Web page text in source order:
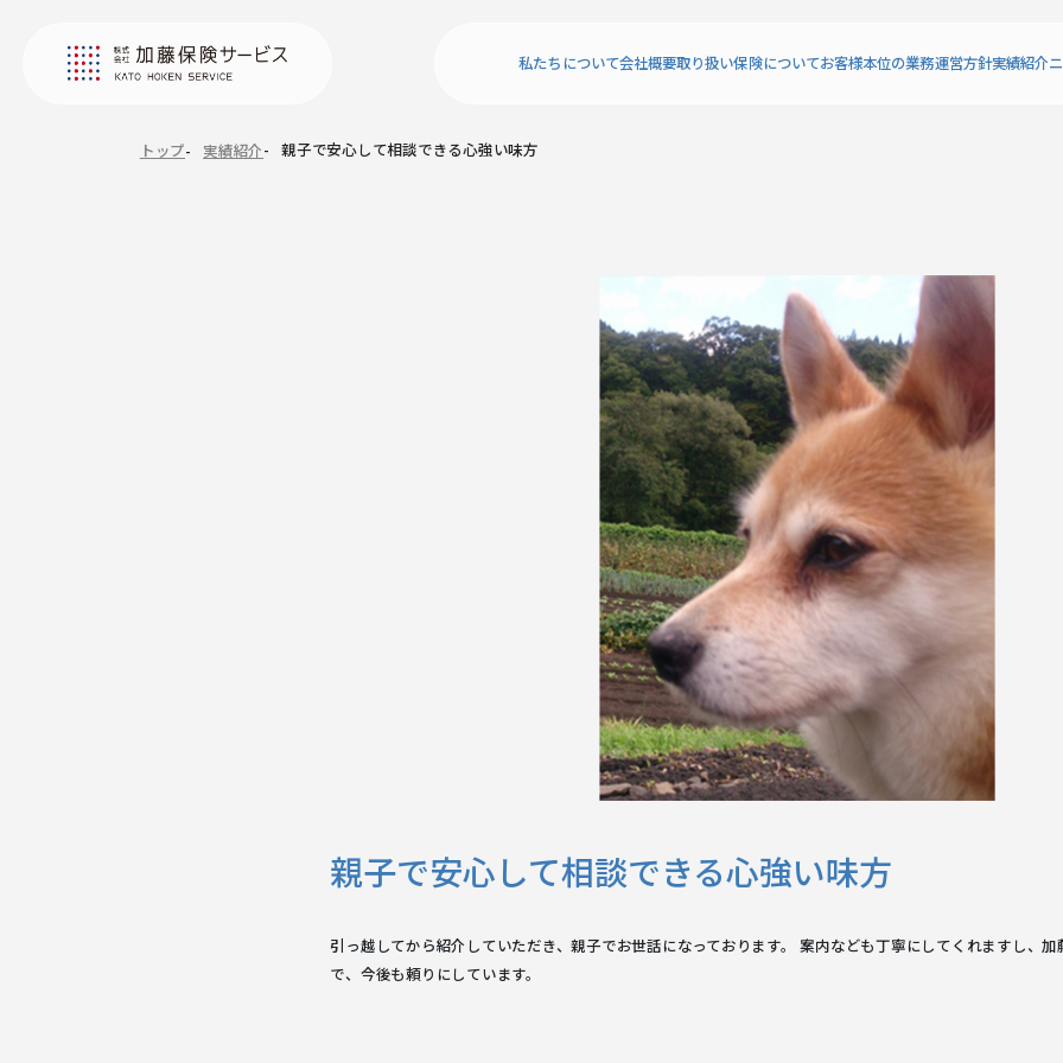
私たちについて会社概要取り扱い保険についてお客様本位の業務運営方針実績紹介
トップ 実績紹介 親子で安心して相談できる心強い味方
親子で安心して相談できる心強い味方
引っ越してから紹介していただき、親子でお世話になっております。 案内なども丁寧にしてくれますし、
で、今後も頼りにしています。